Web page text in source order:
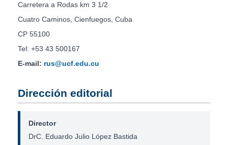
Carretera a Rodas km 3 1/2
Cuatro Caminos, Cienfuegos, Cuba
CP 55100
Tel: +53 43 500167
E-mail: rus@ucf.edu.cu
Dirección editorial
Director
DrC. Eduardo Julio López Bastida